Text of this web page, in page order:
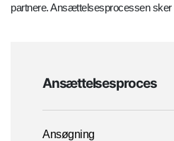
partnere. Ansættelsesprocessen sker
Ansættelsesproces
Ansøgning